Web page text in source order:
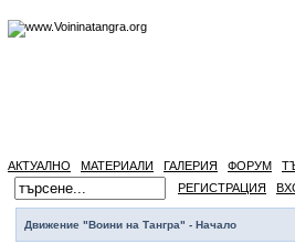
АКТУАЛНО МАТЕРИАЛИ ГАЛЕРИЯ ФОРУМ
РЕГИСТРАЦИЯ
Движение "Воини на Тангра" - Начало